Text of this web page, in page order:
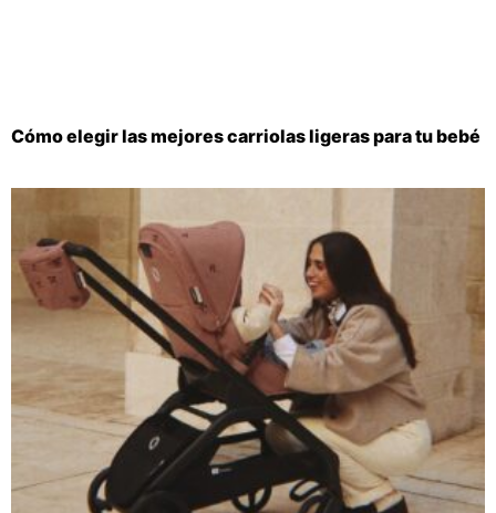
Cómo elegir las mejores carriolas ligeras para tu bebé